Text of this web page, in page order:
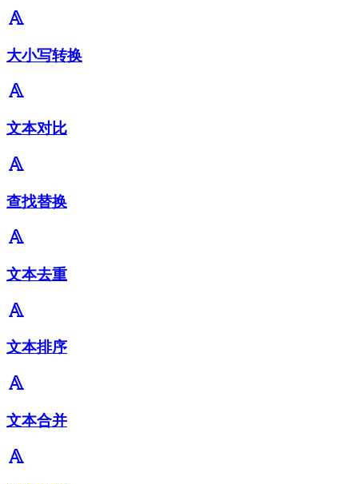
大小写转换
文本对比
查找替换
文本去重
文本排序
文本合并